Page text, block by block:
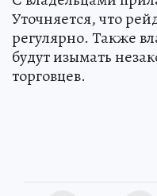
Уточняется, что
регулярно. Также
будут изымать
торговцев.